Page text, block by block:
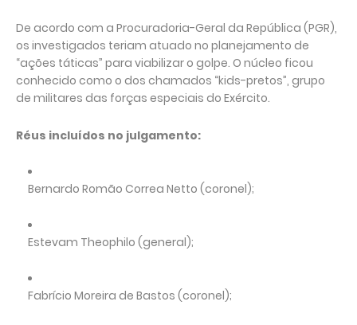
De acordo com a Procuradoria-Geral da República (PGR),
os investigados teriam atuado no planejamento de
“ações táticas” para viabilizar o golpe. O núcleo ficou
conhecido como o dos chamados “kids-pretos”, grupo
de militares das forças especiais do Exército.
Réus incluídos no julgamento:
Bernardo Romão Correa Netto (coronel);
Estevam Theophilo (general);
Fabrício Moreira de Bastos (coronel);